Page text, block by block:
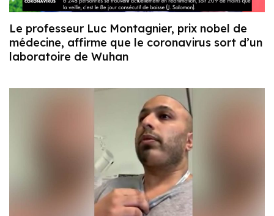
Le professeur Luc Montagnier, prix nobel de
médecine, affirme que le coronavirus sort d’un
laboratoire de Wuhan